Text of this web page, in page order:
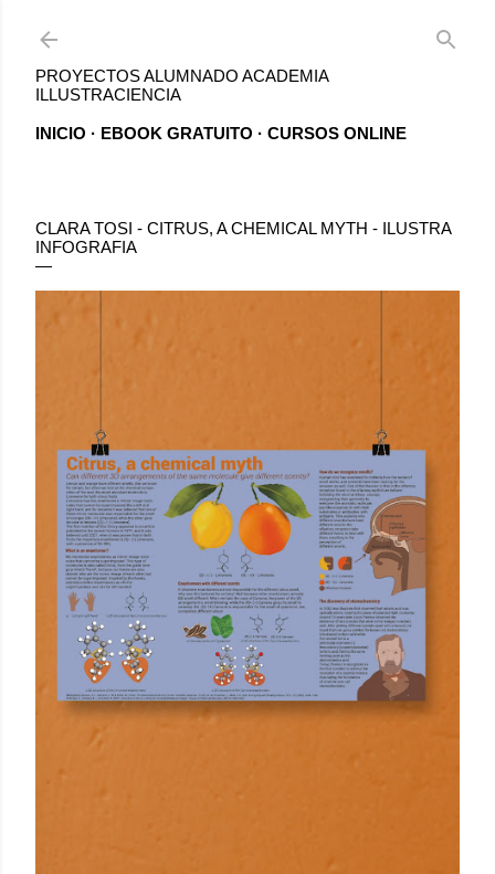
PROYECTOS ALUMNADO ACADEMIA
ILLUSTRACIENCIA
INICIO EBOOK GRATUITO CURSOS ONLINE
CLARA TOSI - CITRUS, A CHEMICAL MYTH - ILUSTRA
INFOGRAFIA